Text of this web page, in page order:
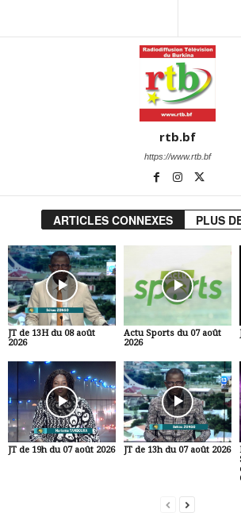
rtb.bf
https://www.rtb.bf
ARTICLES CONNEXES PLUS
JT de 13H du 08 août
2026
Actu Sports du 07 août
2026
JT de 19h du 07 août 2026 JT de 13h du 07 août 2026